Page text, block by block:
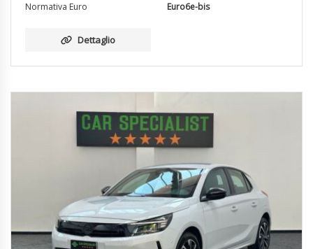
Normativa Euro
Euro6e-bis
Dettaglio